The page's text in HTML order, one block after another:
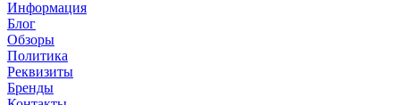
Информация
Блог
Обзоры
Политика
Реквизиты
Бренды